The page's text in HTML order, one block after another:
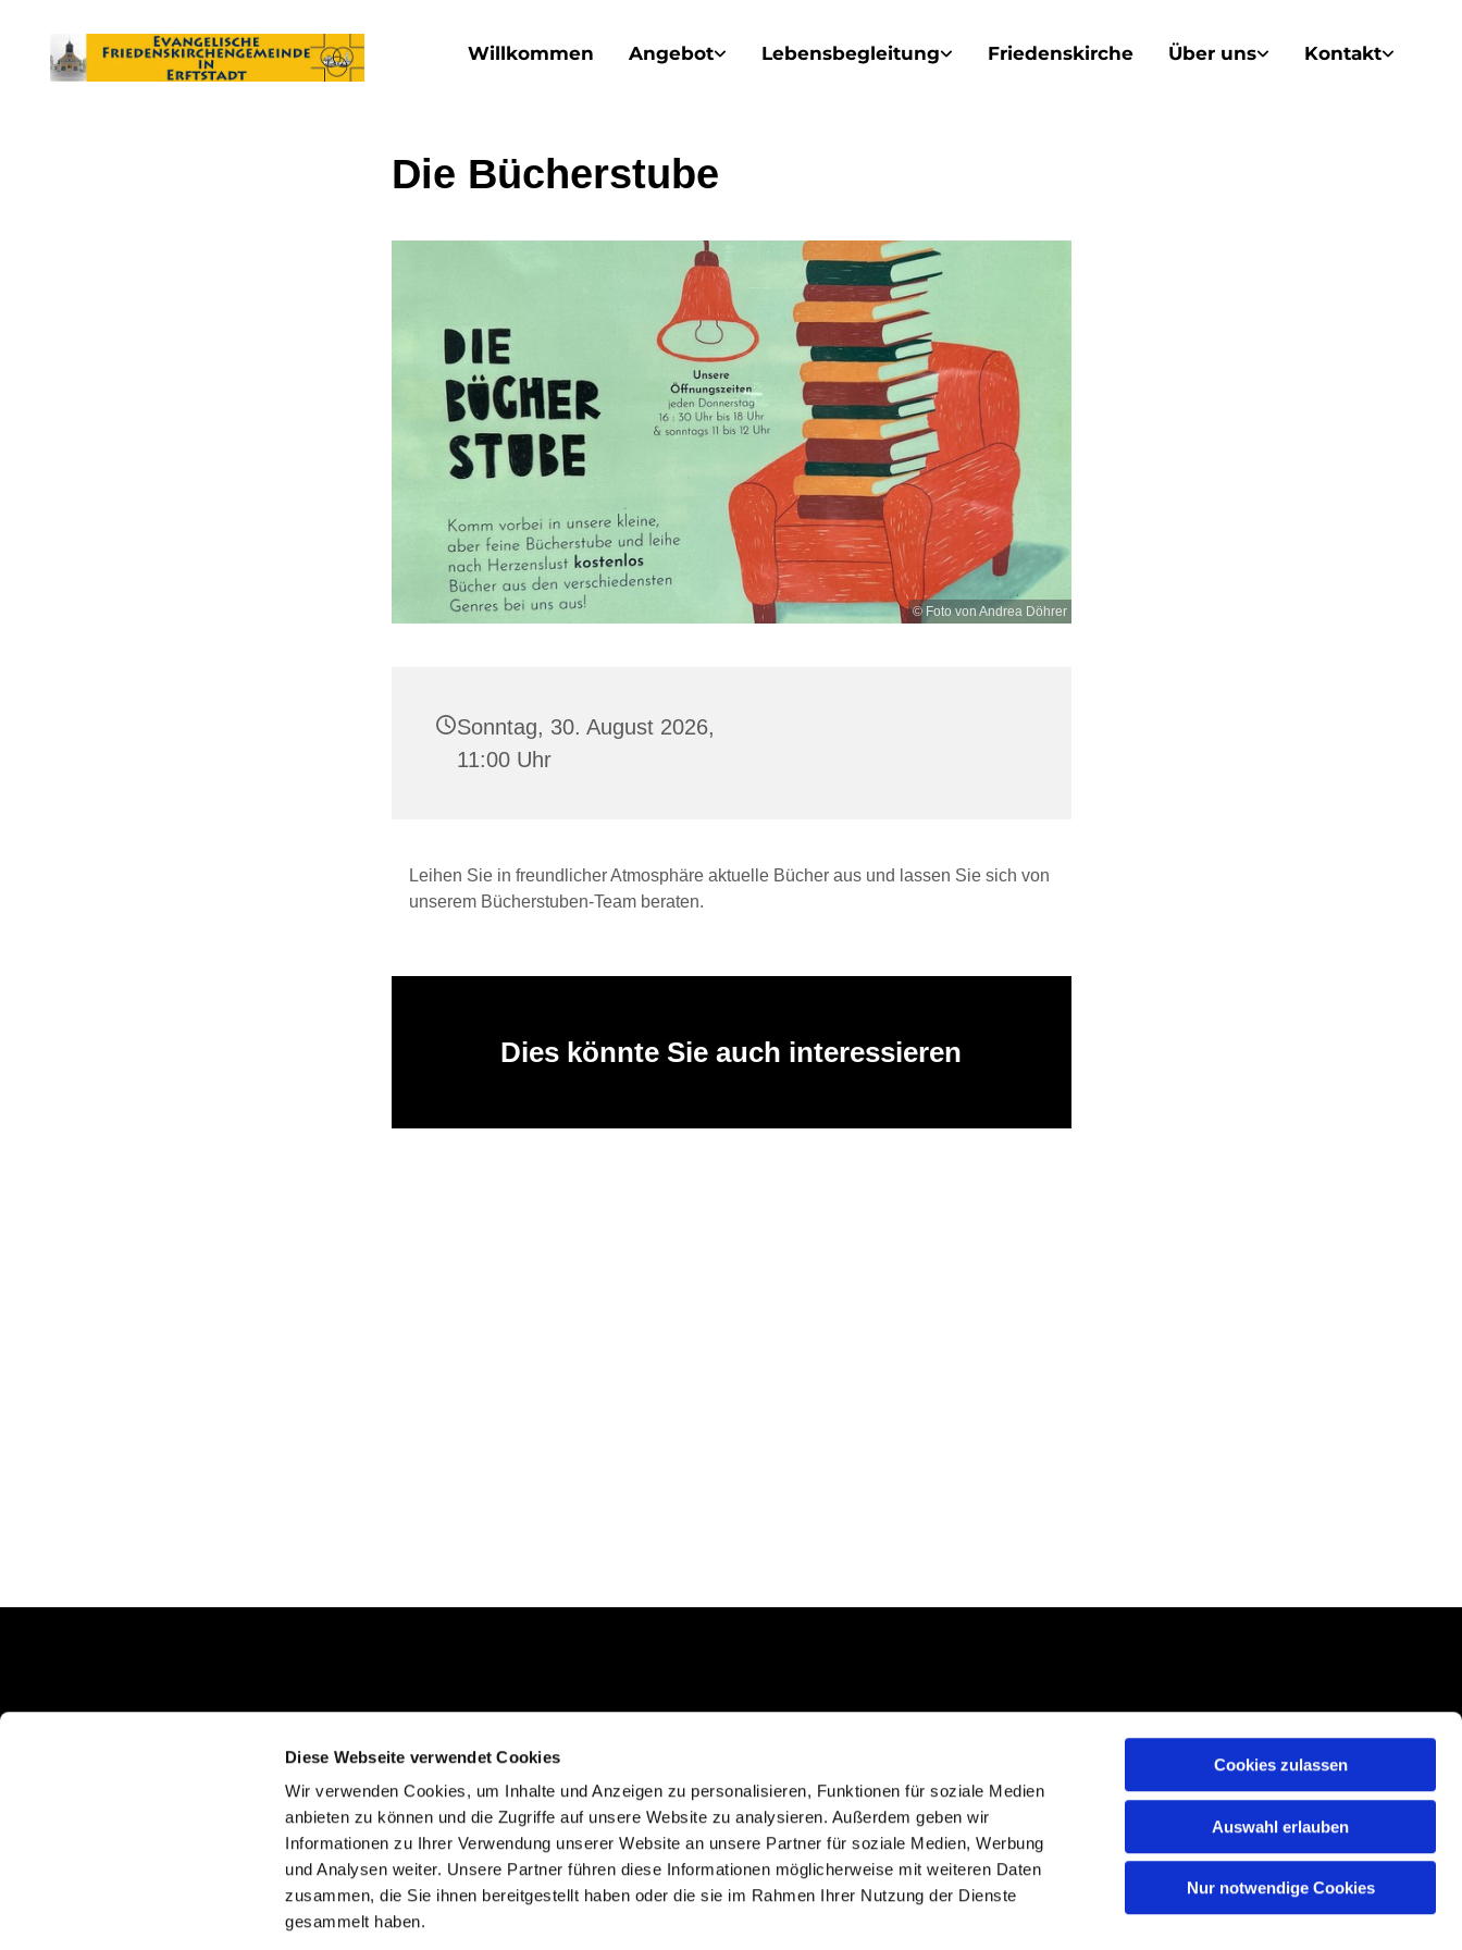
Diese Webseite verwendet Cookies
Wir verwenden Cookies, um Inhalte und Anzeigen zu personalisieren, Funktionen für soziale Medien
anbieten zu können und die Zugriffe auf unsere Website zu analysieren. Außerdem geben wir
Informationen zu Ihrer Verwendung unserer Website an unsere Partner für soziale Medien, Werbung
und Analysen weiter. Unsere Partner führen diese Informationen möglicherweise mit weiteren Daten
zusammen, die Sie ihnen bereitgestellt haben oder die sie im Rahmen Ihrer Nutzung der Dienste
gesammelt haben.
Cookies zulassen
Auswahl erlauben
Nur notwendige Cookies
Willkommen Angebot Lebensbegleitung Friedenskirche Über uns Kontakt
Die Bücherstube
© Foto von Andrea Döhrer
Sonntag, 30. August 2026,
11:00 Uhr
Leihen Sie in freundlicher Atmosphäre aktuelle Bücher aus und lassen Sie sich von
unserem Bücherstuben-Team beraten.
Dies könnte Sie auch interessieren
Erftstadt, NRW 50374
02235 923130
gemeinde@efkgie.de